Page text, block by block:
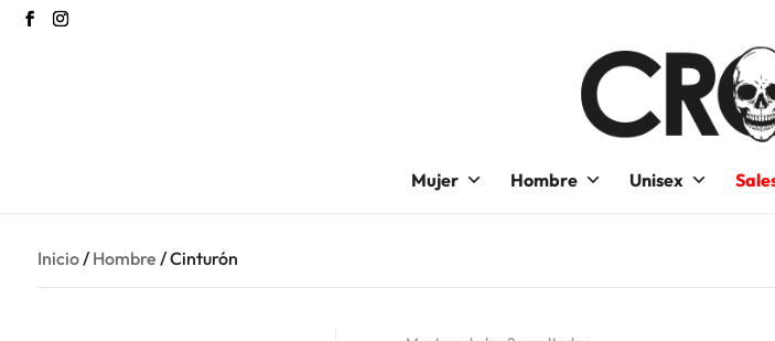
Mujer Hombre Unisex
Inicio/ Hombre / Cinturón